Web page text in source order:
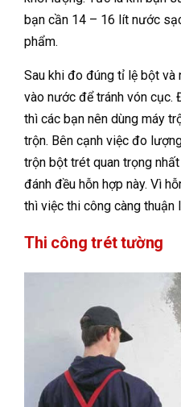
bạn cần 14 – 16 lít nước
phẩm.
Sau khi đo đúng tỉ lệ bột
vào nước để tránh vón cục.
thì các bạn nên dùng máy
trộn. Bên cạnh việc đo
trộn bột trét quan trọng
đánh đều hỗn hợp này. Vì
thì việc thi công càng thuận
Thi công trét tường